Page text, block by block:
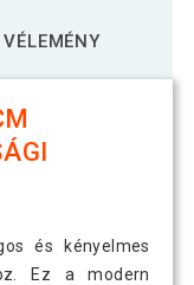
VÉLEMÉNY
és kényelmes
Ez a modern